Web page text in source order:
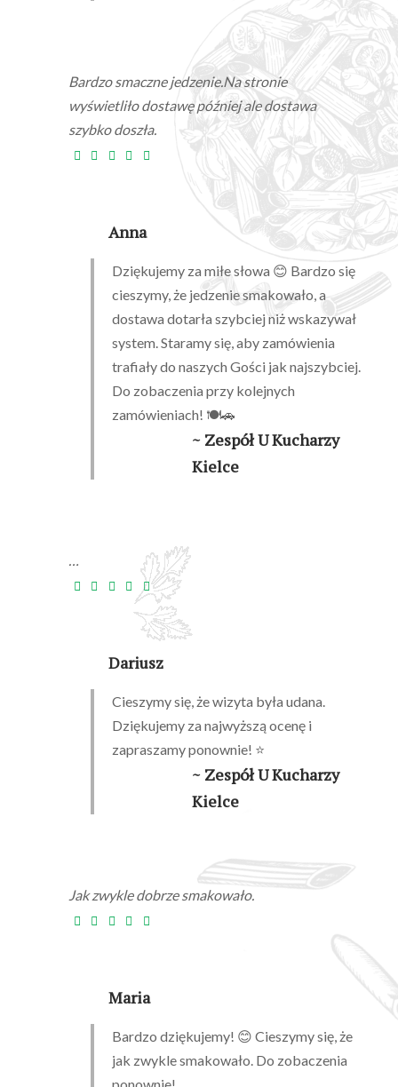
Bardzo smaczne jedzenie.Na stronie
wyświetliło dostawę później ale dostawa
szybko doszła.
Anna
Dziękujemy za miłe słowa 😊 Bardzo się
cieszymy, że jedzenie smakowało, a
dostawa dotarła szybciej niż wskazywał
system. Staramy się, aby zamówienia
trafiały do naszych Gości jak najszybciej.
Do zobaczenia przy kolejnych
zamówieniach! 🍽️🚗
~ Zespół U Kucharzy
Kielce
…
Dariusz
Cieszymy się, że wizyta była udana.
Dziękujemy za najwyższą ocenę i
zapraszamy ponownie! ⭐
~ Zespół U Kucharzy
Kielce
Jak zwykle dobrze smakowało.
Maria
Bardzo dziękujemy! 😊 Cieszymy się, że
jak zwykle smakowało. Do zobaczenia